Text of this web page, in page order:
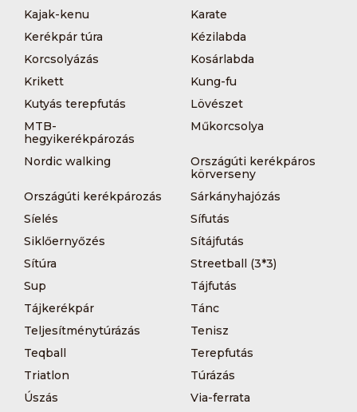
Kajak-kenu
Karate
Kerékpár túra
Kézilabda
Korcsolyázás
Kosárlabda
Krikett
Kung-fu
Kutyás terepfutás
Lövészet
MTB-
hegyikerékpározás
Műkorcsolya
Nordic walking
Országúti kerékpáros
körverseny
Országúti kerékpározás
Sárkányhajózás
Síelés
Sífutás
Siklőernyőzés
Sítájfutás
Sítúra
Streetball (3*3)
Sup
Tájfutás
Tájkerékpár
Tánc
Teljesítménytúrázás
Tenisz
Teqball
Terepfutás
Triatlon
Túrázás
Úszás
Via-ferrata